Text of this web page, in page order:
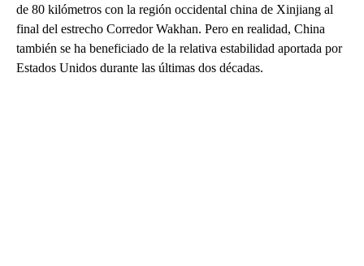
de 80 kilómetros con la región occidental china de Xinjiang al
final del estrecho Corredor Wakhan. Pero en realidad, China
también se ha beneficiado de la relativa estabilidad aportada por
Estados Unidos durante las últimas dos décadas.